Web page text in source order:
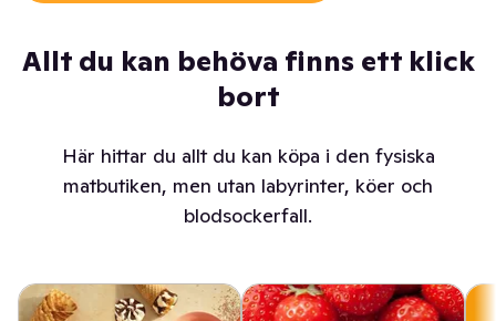
Allt du kan behöva finns ett klick
bort
Här hittar du allt du kan köpa i den fysiska
matbutiken, men utan labyrinter, köer och
blodsockerfall.